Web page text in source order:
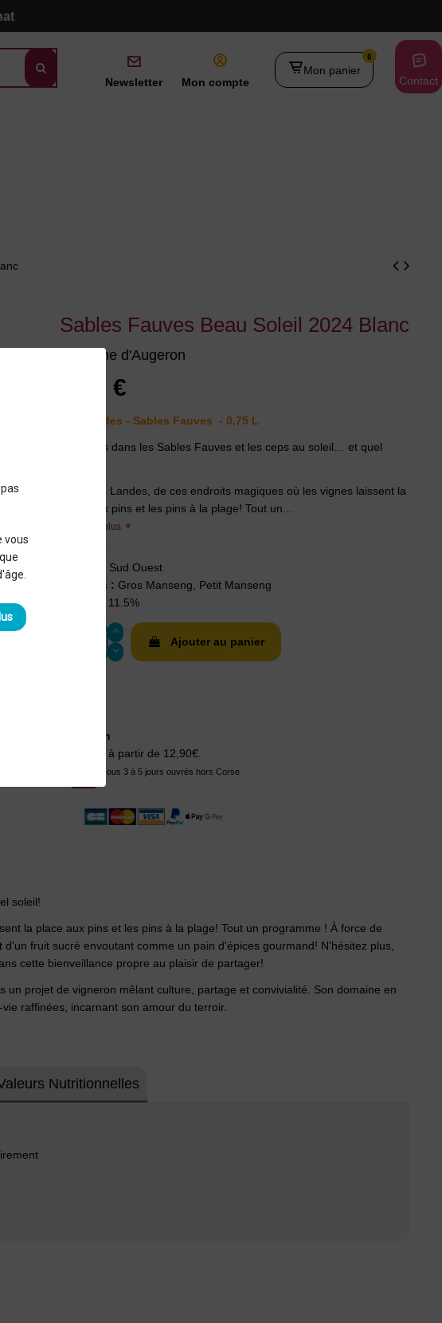
vous
Newsletter Mon compte
0
Mon panier
Contact
Sables Fauves Beau Soleil 2024 Blanc
Domaine d'Augeron
9,00 €
IGP Landes - Sables Fauves - 0,75 L
Les pieds dans les Sables Fauves et les ceps au soleil… et quel
Celui des Landes, de ces endroits magiques où les vignes laissent la
place aux pins et les pins à la plage! Tout un...
En savoir plus
Sud Ouest
Cépages : Gros Manseng, Petit Manseng
11.5%
Ajouter au panier
Livraison
Livraison à partir de 12,90€.
Expédition sous 3 à 5 jours ouvrés hors Corse
soleil!
la place aux pins et les pins à la plage! Tout un programme ! À force de
fruit sucré envoutant comme un pain d'épices gourmand! N'hésitez plus,
cette bienveillance propre au plaisir de partager!
projet de vigneron mêlant culture, partage et convivialité. Son domaine en
raffinées, incarnant son amour du terroir.
Nutritionnelles